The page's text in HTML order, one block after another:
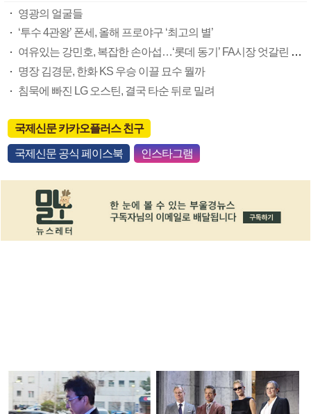
영광의 얼굴들
‘투수 4관왕’ 폰세, 올해 프로야구 ‘최고의 별’
여유있는 강민호, 복잡한 손아섭…‘롯데 동기’ FA시장 엇갈린 희비
명장 김경문, 한화 KS 우승 이끌 묘수 뭘까
침묵에 빠진 LG 오스틴, 결국 타순 뒤로 밀려
국제신문 카카오플러스 친구
국제신문 공식 페이스북 인스타그램